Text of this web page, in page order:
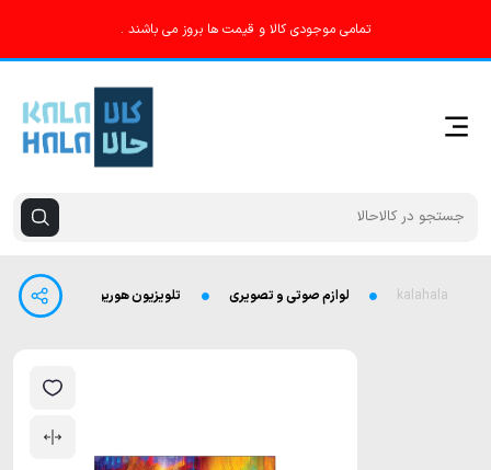
تمامی موجودی کالا و قیمت ها بروز می باشند .
kalahala لوازم صوتی و تصویری تلویزیون هوریون ال ای دی 43 اینچ مدل LF6130